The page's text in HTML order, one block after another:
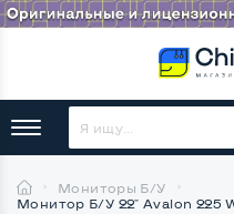
Мониторы Б/У
Монитор Б/У 22" Avalon 225